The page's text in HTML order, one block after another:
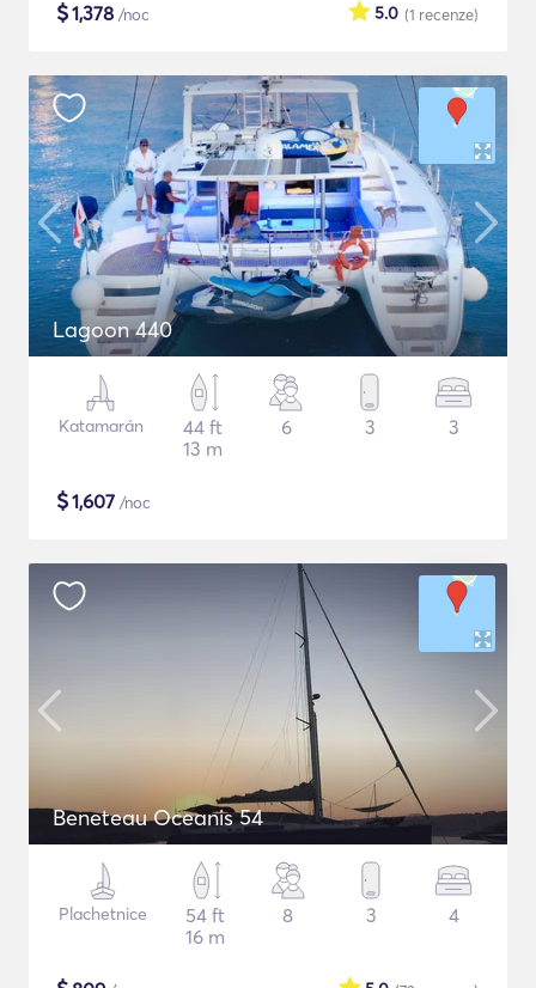
$1,378 /noc (1 recenze)
5.0
Lagoon 440
Katamarán
44 ft
13 m
6 3 3
$1,607 /noc
Beneteau Oceanis 54
Plachetnice
54 ft
16 m
8 3 4